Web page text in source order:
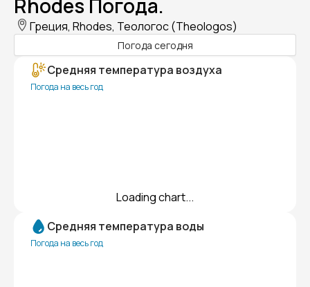
Rhodes Погода.
Греция, Rhodes, Теологос (Theologos)
Погода сегодня
Средняя температура воздуха
Погода на весь год
Loading chart...
Средняя температура воды
Погода на весь год